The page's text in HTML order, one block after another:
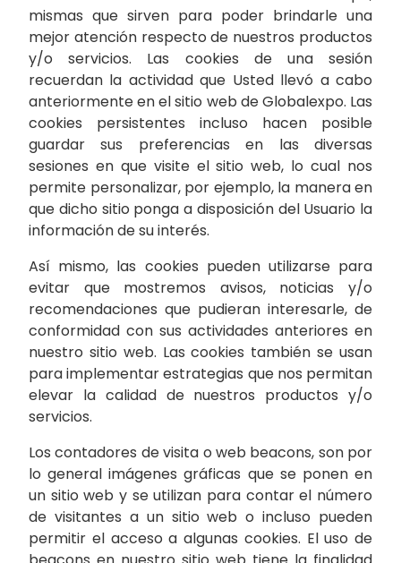
mismas que sirven para poder brindarle una
mejor atención respecto de nuestros productos
y/o servicios. Las cookies de una sesión
recuerdan la actividad que Usted llevó a cabo
anteriormente en el sitio web de Globalexpo. Las
cookies persistentes incluso hacen posible
guardar sus preferencias en las diversas
sesiones en que visite el sitio web, lo cual nos
permite personalizar, por ejemplo, la manera en
que dicho sitio ponga a disposición del Usuario la
información de su interés.
Así mismo, las cookies pueden utilizarse para
evitar que mostremos avisos, noticias y/o
recomendaciones que pudieran interesarle, de
conformidad con sus actividades anteriores en
nuestro sitio web. Las cookies también se usan
para implementar estrategias que nos permitan
elevar la calidad de nuestros productos y/o
servicios.
Los contadores de visita o web beacons, son por
lo general imágenes gráficas que se ponen en
un sitio web y se utilizan para contar el número
de visitantes a un sitio web o incluso pueden
permitir el acceso a algunas cookies. El uso de